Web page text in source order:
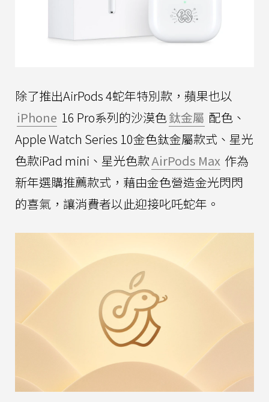
除了推出AirPods 4蛇年特別款，蘋果也以
iPhone 16 Pro系列的沙漠色鈦金屬 配色、
Apple Watch Series 10金色鈦金屬款式、星光
色款iPad mini、星光色款AirPods Max 作為
新年選購推薦款式，藉由金色營造金光閃閃
的喜氣，讓消費者以此迎接叱吒蛇年。